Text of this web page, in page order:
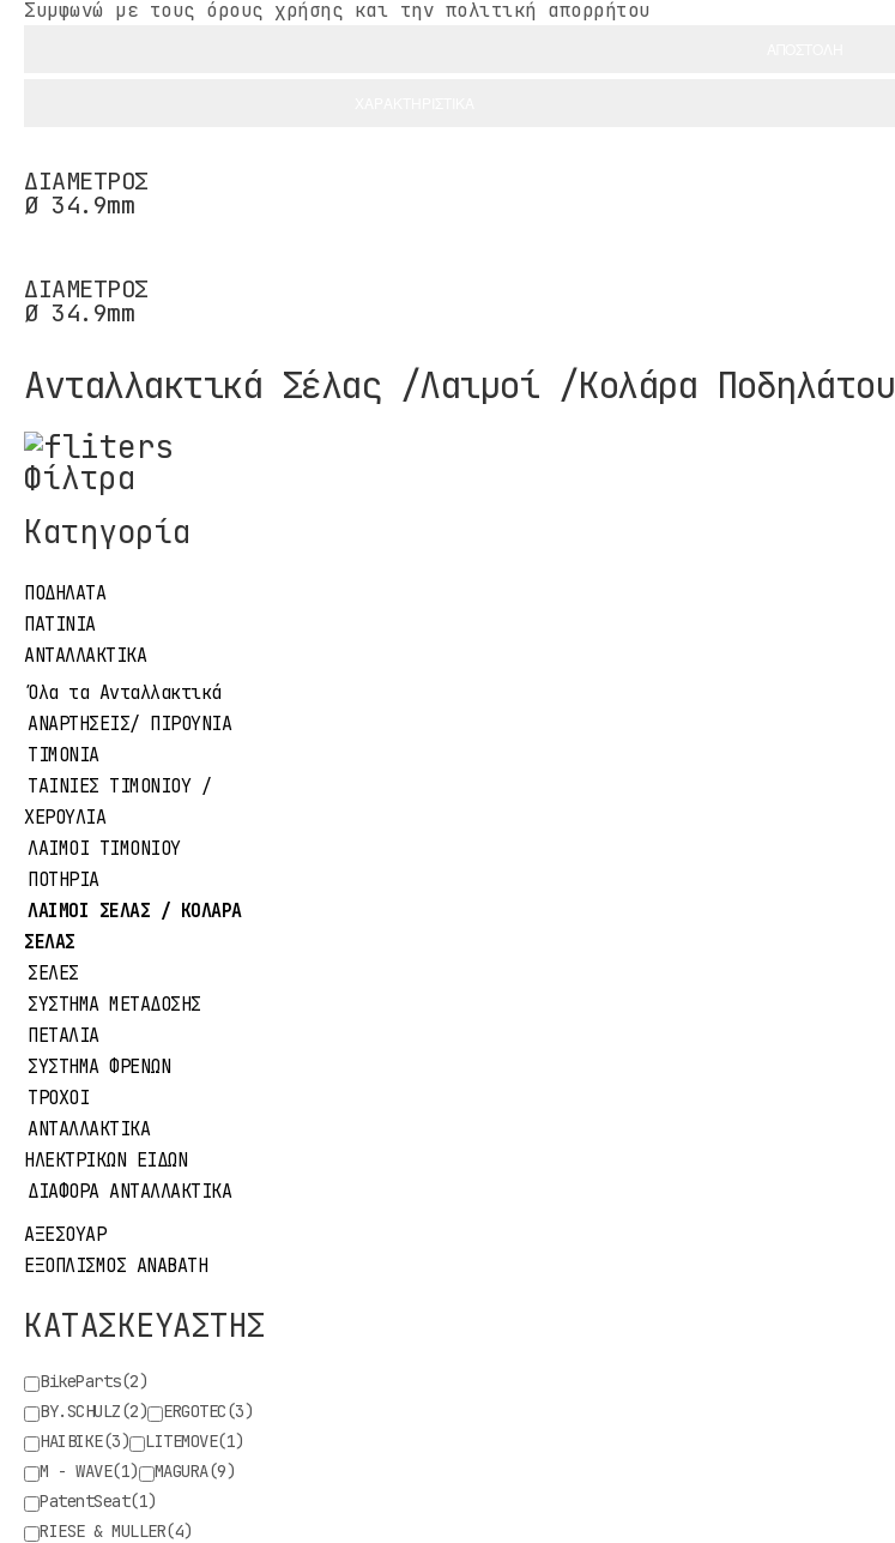
Συμφωνώ με τους όρους χρήσης και την πολιτική απορρήτου
ΔΙΑΜΕΤΡΟΣ
Ø 34.9mm
ΔΙΑΜΕΤΡΟΣ
Ø 34.9mm
Ανταλλακτικά Σέλας /Λαιμοί /Κολάρα Ποδηλάτου
Φίλτρα
Κατηγορία
ΠΟΔΗΛΑΤΑ
ΠΑΤΙΝΙΑ
ΑΝΤΑΛΛΑΚΤΙΚΑ
Όλα τα Ανταλλακτικά
ΑΝΑΡΤΗΣΕΙΣ/ ΠΙΡΟΥΝΙΑ
ΤΙΜΟΝΙΑ
ΤΑΙΝΙΕΣ ΤΙΜΟΝΙΟΥ /
ΧΕΡΟΥΛΙΑ
ΛΑΙΜΟΙ ΤΙΜΟΝΙΟΥ
ΠΟΤΗΡΙΑ
ΛΑΙΜΟΙ ΣΕΛΑΣ / ΚΟΛΑΡΑ
ΣΕΛΑΣ
ΣΕΛΕΣ
ΣΥΣΤΗΜΑ ΜΕΤΑΔΟΣΗΣ
ΠΕΤΑΛΙΑ
ΣΥΣΤΗΜΑ ΦΡΕΝΩΝ
ΤΡΟΧΟΙ
ΑΝΤΑΛΛΑΚΤΙΚΑ
ΗΛΕΚΤΡΙΚΩΝ ΕΙΔΩΝ
ΔΙΑΦΟΡΑ ΑΝΤΑΛΛΑΚΤΙΚΑ
ΑΞΕΣΟΥΑΡ
ΕΞΟΠΛΙΣΜΟΣ ΑΝΑΒΑΤΗ
ΚΑΤΑΣΚΕΥΑΣΤΗΣ
BikeParts(2)
BY.SCHULZ(2) ERGOTEC(3)
HAIBIKE(3) LITEMOVE(1)
M - WAVE(1) MAGURA(9)
PatentSeat(1)
RIESE & MULLER(4)